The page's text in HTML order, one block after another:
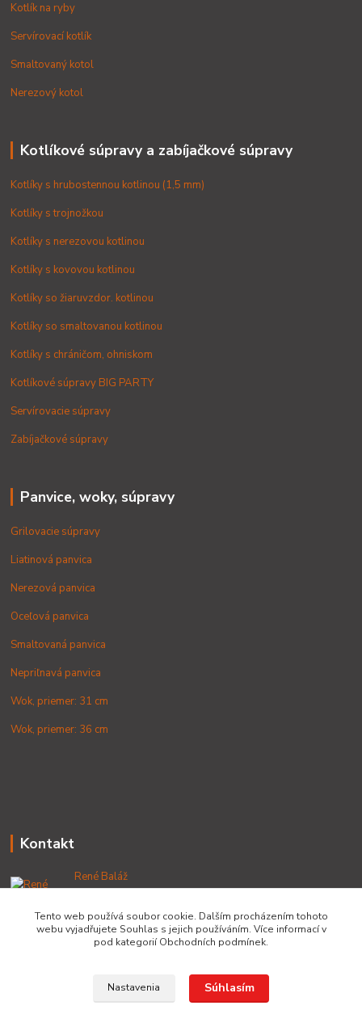
Kotlík na ryby
Servírovací kotlík
Smaltovaný kotol
Nerezový kotol
Kotlíkové súpravy a zabíjačkové súpravy
Kotlíky s hrubostennou kotlinou (1,5 mm)
Kotlíky s trojnožkou
Kotlíky s nerezovou kotlinou
Kotlíky s kovovou kotlinou
Kotlíky so žiaruvzdor. kotlinou
Kotlíky so smaltovanou kotlinou
Kotlíky s chráničom, ohniskom
Kotlíkové súpravy BIG PARTY
Servírovacie súpravy
Zabíjačkové súpravy
Panvice, woky, súpravy
Grilovacie súpravy
Liatinová panvica
Nerezová panvica
Oceľová panvica
Smaltovaná panvica
Nepriľnavá panvica
Wok, priemer: 31 cm
Wok, priemer: 36 cm
Kontakt
René Baláž
+421 902 212 007
od 8:00 - do 16:00 hod
info@lacnekotliky.sk
Tento web používá soubor cookie. Dalším procházením tohoto
webu vyjadřujete Souhlas s jejich používáním. Více informací v
pod kategorií Obchodních podmínek.
Nastavenia Súhlasím